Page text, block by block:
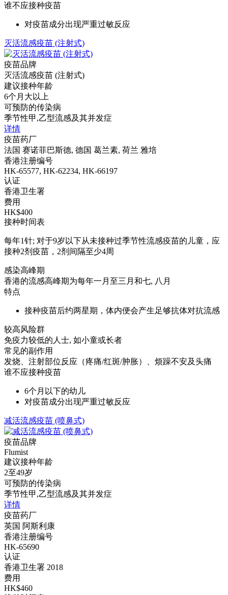
谁不应接种疫苗
对疫苗成分出现严重过敏反应
灭活流感疫苗 (注射式)
疫苗品牌
灭活流感疫苗 (注射式)
建议接种年龄
6个月大以上
可预防的传染病
季节性甲,乙型流感及其并发症
详情
疫苗药厂
法国 赛诺菲巴斯德, 德国 葛兰素, 荷兰 雅培
香港注册编号
HK-65577, HK-62234, HK-66197
认证
香港卫生署
费用
HK$400
接种时间表
每年1针; 对于9岁以下从未接种过季节性流感疫苗的儿童，应
接种2剂疫苗，2剂间隔至少4周
感染高峰期
香港的流感高峰期为每年一月至三月和七, 八月
特点
接种疫苗后约两星期，体内便会产生足够抗体对抗流感
较高风险群
免疫力较低的人士, 如小童或长者
常见的副作用
发烧、注射部位反应（疼痛/红斑/肿胀）、烦躁不安及头痛
谁不应接种疫苗
6个月以下的幼儿
对疫苗成分出现严重过敏反应
减活流感疫苗 (喷鼻式)
疫苗品牌
Flumist
建议接种年龄
2至49岁
可预防的传染病
季节性甲,乙型流感及其并发症
详情
疫苗药厂
英国 阿斯利康
香港注册编号
HK-65690
认证
香港卫生署 2018
费用
HK$460